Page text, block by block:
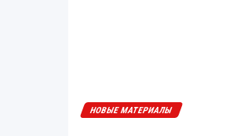
НОВЫЕ МАТЕРИАЛЫ